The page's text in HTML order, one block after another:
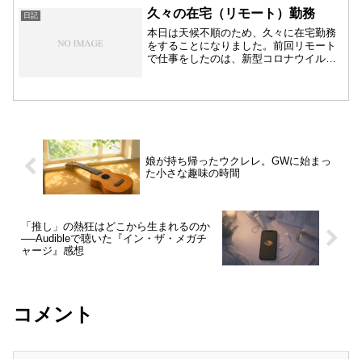
風に綴ります。
日記 久々の在宅（リモート）勤務
本日は天候不順のため、久々に在宅勤務
をすることになりました。前回リモート
で仕事をしたのは、新型コロナウイルス
務では、会社のパソコンが更新されてか
娘が持ち帰ったウクレレ。GWに始まっ
た小さな趣味の時間
「推し」の熱狂はどこから生まれるのか
──Audibleで聴いた『イン・ザ・メガチ
ャージ』感想
コメント